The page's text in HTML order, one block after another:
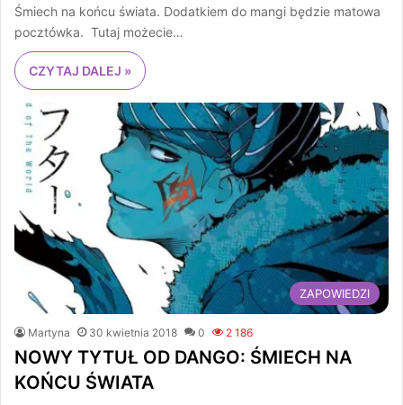
Śmiech na końcu świata. Dodatkiem do mangi będzie matowa
pocztówka. Tutaj możecie…
CZYTAJ DALEJ »
ZAPOWIEDZI
Martyna 30 kwietnia 2018 0 2 186
NOWY TYTUŁ OD DANGO: ŚMIECH NA
KOŃCU ŚWIATA